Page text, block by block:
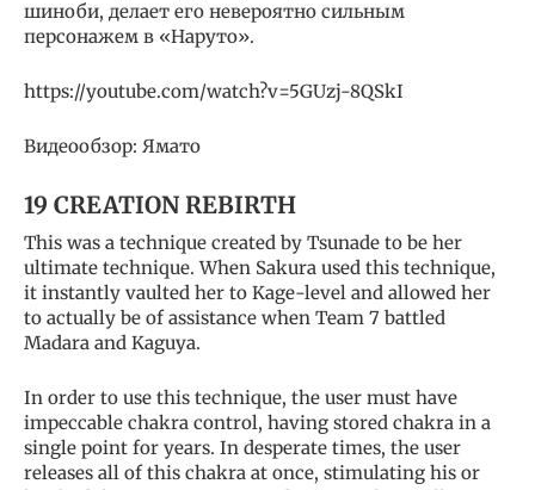
шиноби, делает его невероятно сильным
персонажем в «Наруто».
https://youtube.com/watch?v=5GUzj-8QSkI
Видеообзор: Ямато
19 CREATION REBIRTH
This was a technique created by Tsunade to be her
ultimate technique. When Sakura used this technique,
it instantly vaulted her to Kage-level and allowed her
to actually be of assistance when Team 7 battled
Madara and Kaguya.
In order to use this technique, the user must have
impeccable chakra control, having stored chakra in a
single point for years. In desperate times, the user
releases all of this chakra at once, stimulating his or